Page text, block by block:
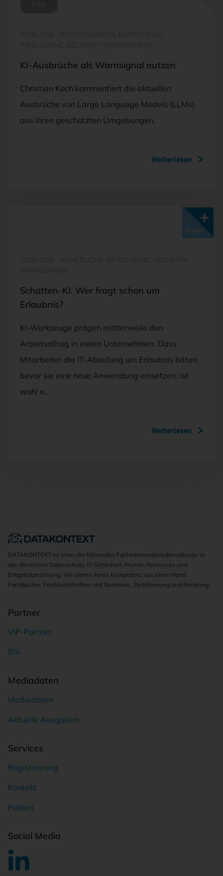
KI-Ausbrüche als Warnsignal nutzen
Christian Koch kommentiert die aktuellen
Ausbrüche von Large Language Models (LLMs)
aus ihren geschützten Umgebungen.
Weiterlesen
Schatten-KI: Wer fragt schon um
Erlaubnis?
KI-Werkzeuge prägen mittlerweile den
Arbeitsalltag in vielen Unternehmen. Dass
Mitarbeiter die IT-Abteilung um Erlaubnis bitten,
bevor sie eine neue Anwendung einsetzen, ist
wohl e…
Weiterlesen
DATAKONTEXT ist einer der führenden Fachinformationsdienstleister in
den Bereichen Datenschutz, IT-Sicherheit, Human Resources und
Entgeltabrechnung. Wir bieten Ihnen Kompetenz aus einer Hand:
Fachbücher, Fachzeitschriften und Seminare, Zertifizierung und Beratung.
Partner
VIP-Partner
BSI
Mediadaten
Mediadaten
Aktuelle Ausgaben
Services
Registrierung
Kontakt
Fakten
Social Media